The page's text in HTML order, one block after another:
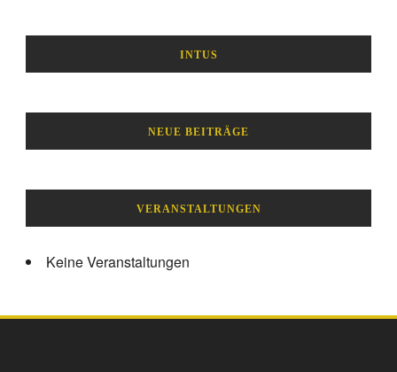
INTUS
NEUE BEITRÄGE
VERANSTALTUNGEN
Keine Veranstaltungen